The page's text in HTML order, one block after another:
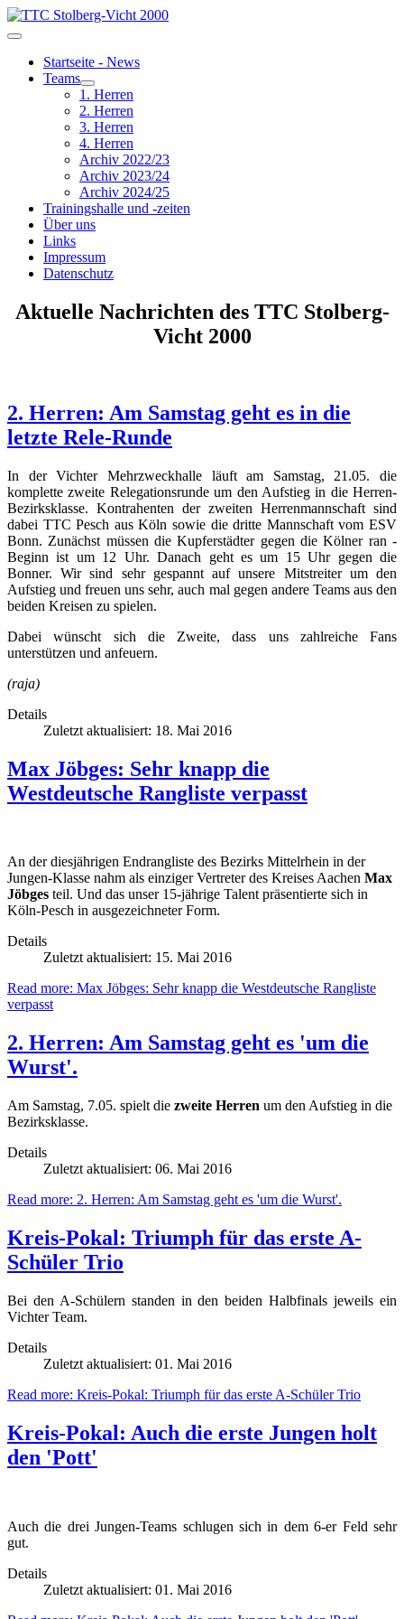
Startseite - News
Teams
1. Herren
2. Herren
3. Herren
4. Herren
Archiv 2022/23
Archiv 2023/24
Archiv 2024/25
Trainingshalle und -zeiten
Über uns
Links
Impressum
Datenschutz
Aktuelle Nachrichten des TTC Stolberg-
Vicht 2000
2. Herren: Am Samstag geht es in die
letzte Rele-Runde
In der Vichter Mehrzweckhalle läuft am Samstag, 21.05. die
komplette zweite Relegationsrunde um den Aufstieg in die Herren-
Bezirksklasse. Kontrahenten der zweiten Herrenmannschaft sind
dabei TTC Pesch aus Köln sowie die dritte Mannschaft vom ESV
Bonn. Zunächst müssen die Kupferstädter gegen die Kölner ran -
Beginn ist um 12 Uhr. Danach geht es um 15 Uhr gegen die
Bonner. Wir sind sehr gespannt auf unsere Mitstreiter um den
Aufstieg und freuen uns sehr, auch mal gegen andere Teams aus den
beiden Kreisen zu spielen.
Dabei wünscht sich die Zweite, dass uns zahlreiche Fans
unterstützen und anfeuern.
(raja)
Details
Zuletzt aktualisiert: 18. Mai 2016
Max Jöbges: Sehr knapp die
Westdeutsche Rangliste verpasst
An der diesjährigen Endrangliste des Bezirks Mittelrhein in der
Jungen-Klasse nahm als einziger Vertreter des Kreises Aachen Max
Jöbges teil. Und das unser 15-jährige Talent präsentierte sich in
Köln-Pesch in ausgezeichneter Form.
Details
Zuletzt aktualisiert: 15. Mai 2016
Read more: Max Jöbges: Sehr knapp die Westdeutsche Rangliste
verpasst
2. Herren: Am Samstag geht es 'um die
Wurst'.
Am Samstag, 7.05. spielt die zweite Herren um den Aufstieg in die
Bezirksklasse.
Details
Zuletzt aktualisiert: 06. Mai 2016
Read more: 2. Herren: Am Samstag geht es 'um die Wurst'.
Kreis-Pokal: Triumph für das erste A-
Schüler Trio
Bei den A-Schülern standen in den beiden Halbfinals jeweils ein
Vichter Team.
Details
Zuletzt aktualisiert: 01. Mai 2016
Read more: Kreis-Pokal: Triumph für das erste A-Schüler Trio
Kreis-Pokal: Auch die erste Jungen holt
den 'Pott'
Auch die drei Jungen-Teams schlugen sich in dem 6-er Feld sehr
gut.
Details
Zuletzt aktualisiert: 01. Mai 2016